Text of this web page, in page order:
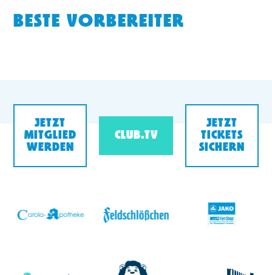
BESTE VORBEREITER
JETZT
MITGLIED
WERDEN
CLUB.TV
JETZT
TICKETS
SICHERN